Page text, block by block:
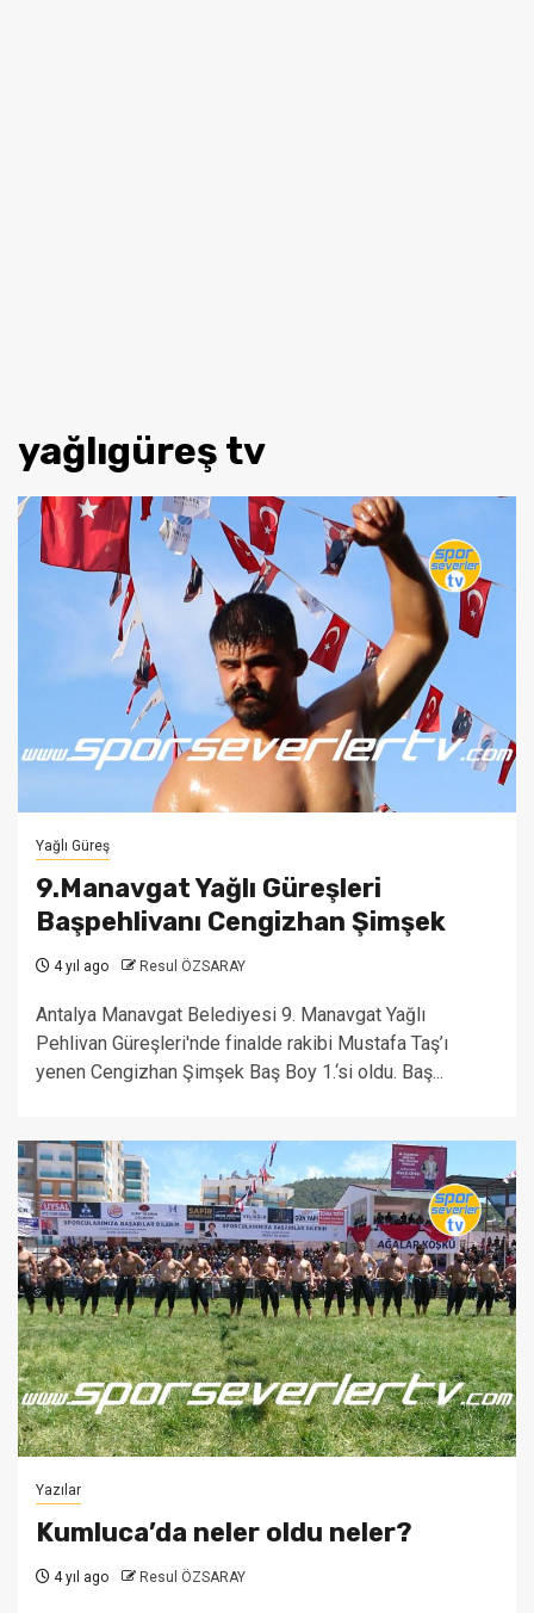
yağlıgüreş tv
Yağlı Güreş
9.Manavgat Yağlı Güreşleri
Başpehlivanı Cengizhan Şimşek
4 yıl ago Resul ÖZSARAY
Antalya Manavgat Belediyesi 9. Manavgat Yağlı
Pehlivan Güreşleri'nde finalde rakibi Mustafa Taş’ı
yenen Cengizhan Şimşek Baş Boy 1.‘si oldu. Baş...
Yazılar
Kumluca’da neler oldu neler?
4 yıl ago Resul ÖZSARAY